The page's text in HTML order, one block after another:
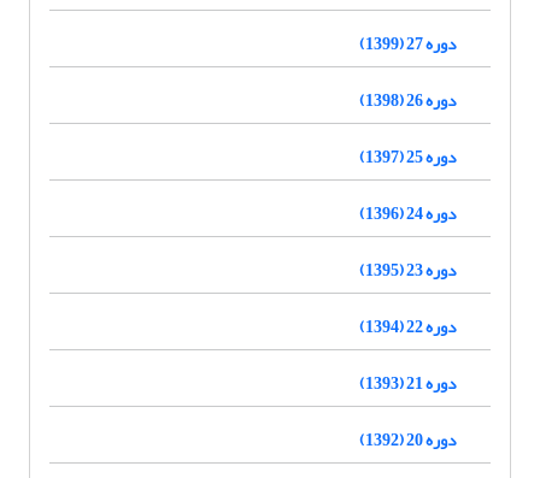
دوره 27 (1399)
دوره 26 (1398)
دوره 25 (1397)
دوره 24 (1396)
دوره 23 (1395)
دوره 22 (1394)
دوره 21 (1393)
دوره 20 (1392)